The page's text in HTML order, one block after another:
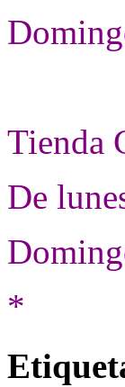
Tienda
De
*